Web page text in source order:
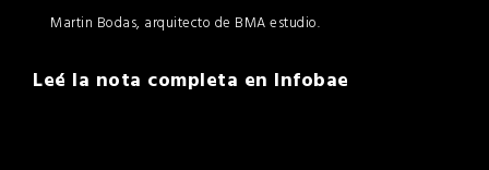
Martin Bodas, arquitecto de BMA estudio.
Leé la nota completa en Infobae